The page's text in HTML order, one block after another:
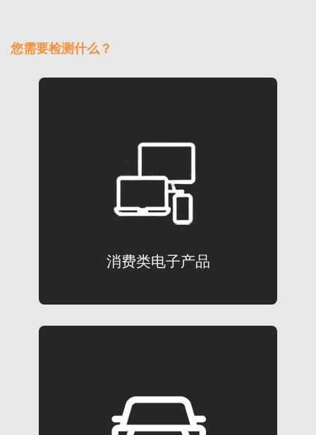
您需要检测什么？
消费类电子产品
消费类电子产品
发和生产线测试
了解更多
汽车照明与显示
汽车制造商和供应商的专业解决方案